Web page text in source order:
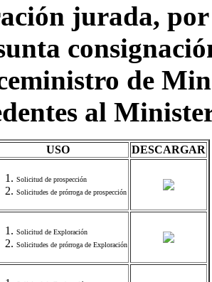
jurada, por
de
al
USO DESCARGAR
Solicitud de prospección
Solicitudes de prórroga de prospección
Solicitud de Exploración
Solicitudes de prórroga de Exploración